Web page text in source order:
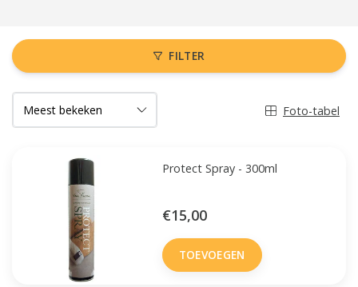
FILTER
Foto-tabel
Protect Spray - 300ml
€15,00
TOEVOEGEN